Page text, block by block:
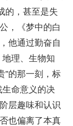
的，甚至是失
，《梦中的白
他通过勤奋自
理、生物知
”的那一刻，标
命意义的决
层趣味和认识
也偏离了本真